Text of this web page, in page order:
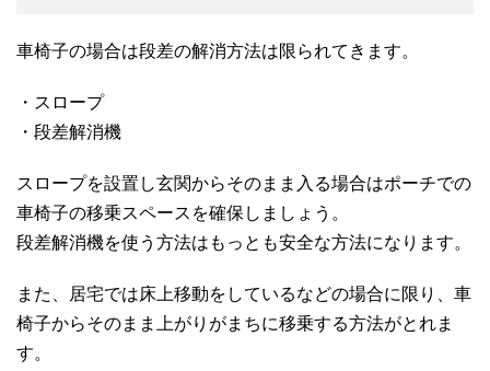
車椅子の場合は段差の解消方法は限られてきます。
・スロープ
・段差解消機
スロープを設置し玄関からそのまま入る場合はポーチでの
車椅子の移乗スペースを確保しましょう。
段差解消機を使う方法はもっとも安全な方法になります。
また、居宅では床上移動をしているなどの場合に限り、車
椅子からそのまま上がりがまちに移乗する方法がとれま
す。